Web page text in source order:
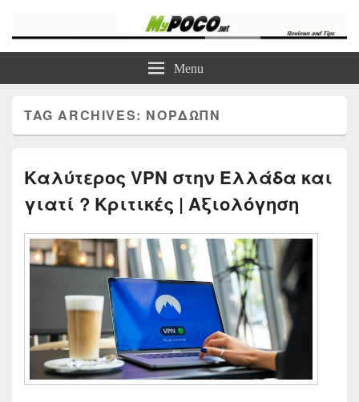
Τα καλύτερα Reviews , Συγκρίσεις , VPN , Webhosting
Menu
TAG ARCHIVES: ΝΟΡΔΩΠΝ
Καλύτερος VPN στην Ελλάδα και
γιατί ? Κριτικές | Αξιολόγηση